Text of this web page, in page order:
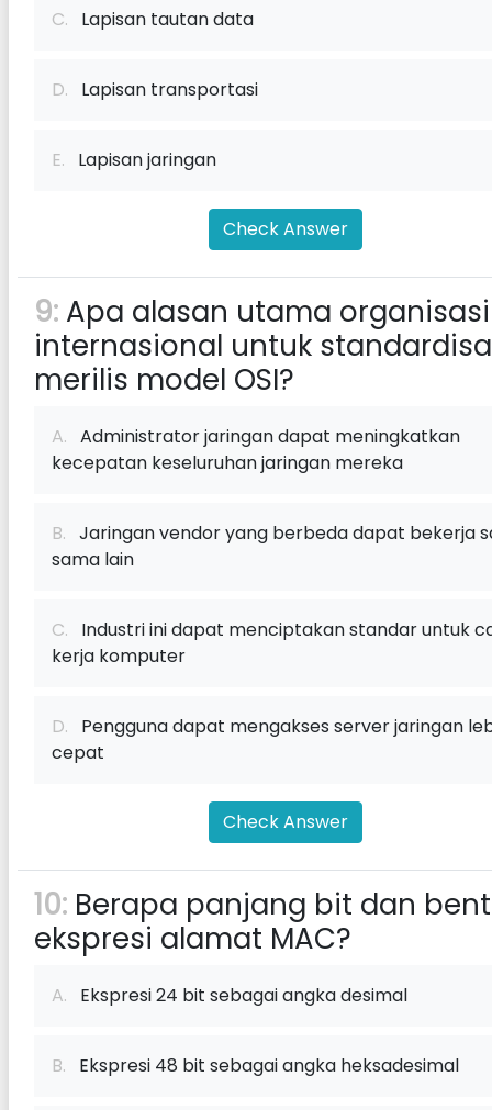
C. Lapisan tautan data
D. Lapisan transportasi
E. Lapisan jaringan
Check Answer
9: Apa alasan utama organisasi
internasional untuk
merilis model OSI?
A. Administrator jaringan dapat meningkatkan
kecepatan keseluruhan jaringan mereka
B. Jaringan vendor yang berbeda dapat bekerja
sama lain
C. Industri ini dapat menciptakan standar untuk
kerja komputer
D. Pengguna dapat mengakses server jaringan
cepat
Check Answer
10: Berapa panjang bit dan
ekspresi alamat MAC?
A. Ekspresi 24 bit sebagai angka desimal
B. Ekspresi 48 bit sebagai angka heksadesimal